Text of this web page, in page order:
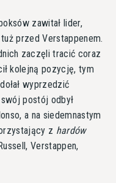
zawitał lider,
przed Verstappenem.
zaczęli tracić coraz
kolejną pozycję, tym
wyprzedzić
postój odbył
a na siedemnastym
z hardów
Verstappen,